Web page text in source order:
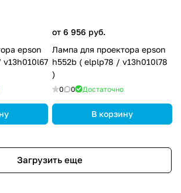
epson
v13h010l67
от 6 956 руб.
Лампа для проектора epson
h552b ( elplp78 / v13h010l78
)
0 0 Достаточно
В корзину
Загрузить еще